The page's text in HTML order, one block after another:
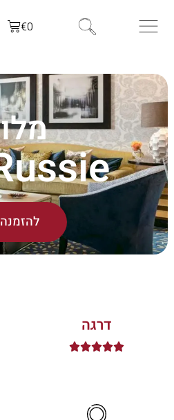
€0
להזמנה
דרגה




